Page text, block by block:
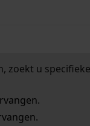
zoekt u